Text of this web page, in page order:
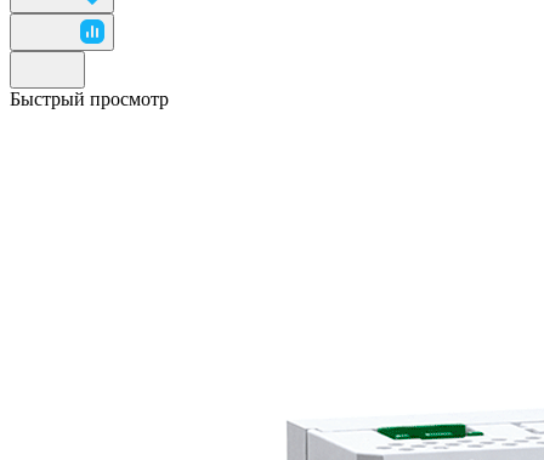
Быстрый просмотр